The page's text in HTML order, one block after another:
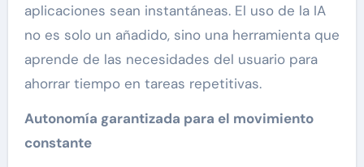
aplicaciones sean instantáneas. El uso de la IA
no es solo un añadido, sino una herramienta que
aprende de las necesidades del usuario para
ahorrar tiempo en tareas repetitivas.
Autonomía garantizada para el movimiento
constante